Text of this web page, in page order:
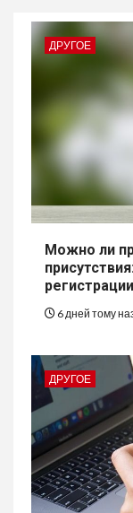
ДРУГОЕ
Можно ли
регистрации
6 дней тому
ДРУГОЕ